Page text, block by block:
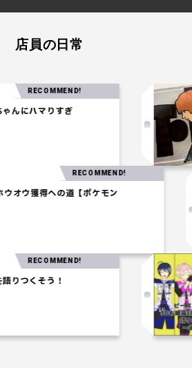
店員の日常
ハマりすぎ
RECOMMEND!
】ホウオウ獲得への道【ポケモン
RECOMMEND!
くそう！
RECOMMEND!